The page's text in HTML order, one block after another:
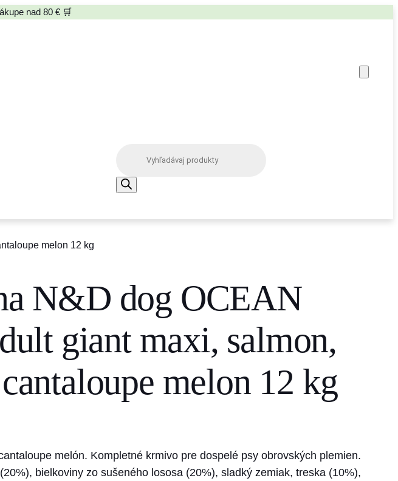
nad 80 € 🛒
o
u
e
r
melon 12 kg
N&D dog OCEAN
giant maxi, salmon,
melon 12 kg
melón. Kompletné krmivo pre dospelé psy obrovských plemien.
bielkoviny zo sušeného lososa (20%), sladký zemiak, treska (10%),